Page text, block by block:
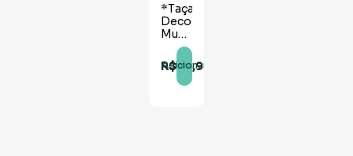
*Taça
Decorativa
Mundial
Dourada
33cm
R$45,90
Adicionar